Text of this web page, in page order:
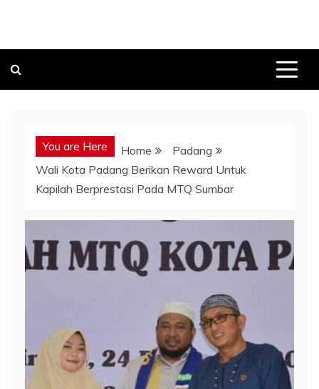
You are Here Home
Padang
Wali Kota Padang Berikan Reward Untuk
Kapilah Berprestasi Pada MTQ Sumbar